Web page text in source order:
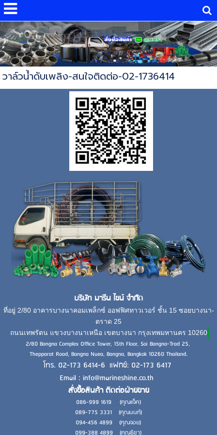
วาล์วน้ำดับเพลิง-สนใจติดต่อ-02-1736414
บริษัท มารีน ไชน์ จำกัด
ที่อยู่ 2/80 อาคารบางนาคอมเพล็กซ์ ออฟฟิศทาวเวอร์ ชั้น 15 ซอยบางนา-
ตราด 25
ถนนเทพรัตน แขวงบางนาเหนือ เขตบางนา กรุงเทพมหานคร 10260
2/80 Bangna Complex Office Tower, 15th Floor, Soi Bangna-Trad 25,
Thepparat Road, Bangna Nuea, Bangna, Bangkok 10260 Thailand.
โทร. 02-173 6414-6 แฟกซ์: 02-173 6417
Email : info@marineshine.co.th
สั่งซื้อสินค้า ติดต่อฝ่ายขาย
086-999 1619 (คุณแจ็ค)
089-775 3331 (คุณนนท์)
094-456 4899 (คุณจอย)
099-388 4899 (คุณธิชา)